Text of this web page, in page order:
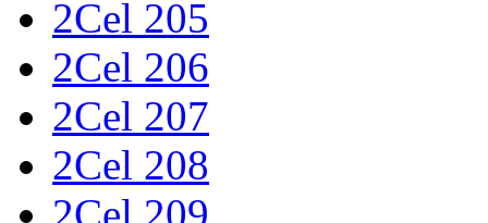
2Cel 205
2Cel 206
2Cel 207
2Cel 208
2Cel 209